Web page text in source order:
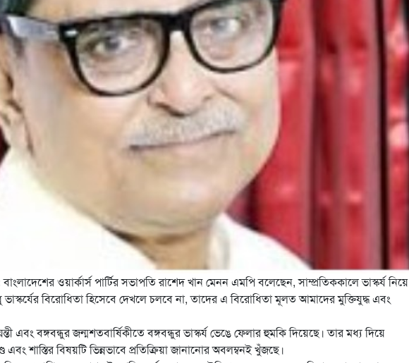
বাংলাদেশের ওয়ার্কার্স পার্টির সভাপতি রাশেদ খান মেনন এমপি বলেছেন, সাম্প্রতিককালে ভাস্কর্য নিয়ে
বিরোধিতাহিসেবে দেখলে চলবে না, তাদের এ বিরোধিতা মূলত আমাদের মুক্তিযুদ্ধ এবং
এবং বঙ্গবন্ধুর জন্মশতবার্ষিকীতে বঙ্গবন্ধুর ভাস্কর্য ভেঙে ফেলার হুমকি দিয়েছে। তার মধ্য দিয়ে
এবং শাস্তির বিষয়টি ভিন্নভাবে প্রতিক্রিয়া জানানোর অবলম্বনই খুঁজছে।